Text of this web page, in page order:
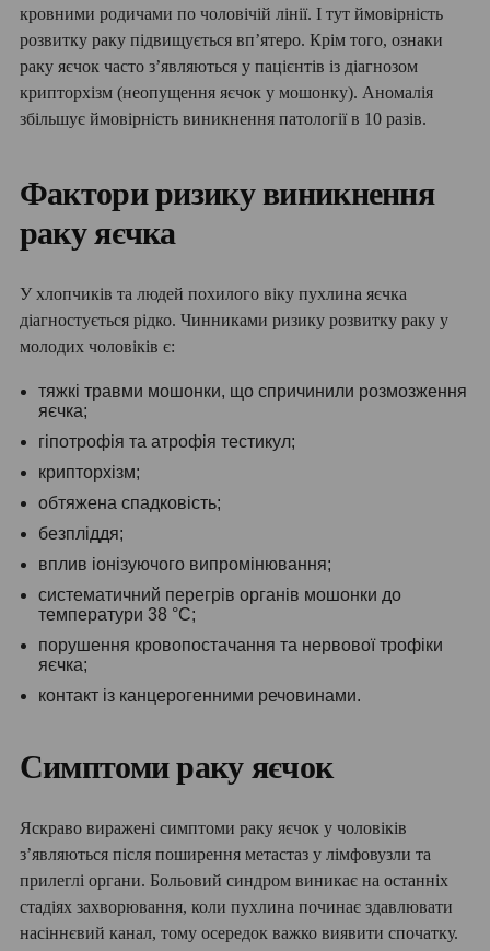
кровними родичами по чоловічій лінії. І тут ймовірність
розвитку раку підвищується вп’ятеро. Крім того, ознаки
раку яєчок часто з’являються у пацієнтів із діагнозом
крипторхізм (неопущення яєчок у мошонку). Аномалія
збільшує ймовірність виникнення патології в 10 разів.
Фактори ризику виникнення
раку яєчка
У хлопчиків та людей похилого віку пухлина яєчка
діагностується рідко. Чинниками ризику розвитку раку у
молодих чоловіків є:
тяжкі травми мошонки, що спричинили розмозження
яєчка;
гіпотрофія та атрофія тестикул;
крипторхізм;
обтяжена спадковість;
безпліддя;
вплив іонізуючого випромінювання;
систематичний перегрів органів мошонки до
температури 38 °C;
порушення кровопостачання та нервової трофіки
яєчка;
контакт із канцерогенними речовинами.
Симптоми раку яєчок
Яскраво виражені симптоми раку яєчок у чоловіків
з’являються після поширення метастаз у лімфовузли та
прилеглі органи. Больовий синдром виникає на останніх
стадіях захворювання, коли пухлина починає здавлювати
насіннєвий канал, тому осередок важко виявити спочатку.